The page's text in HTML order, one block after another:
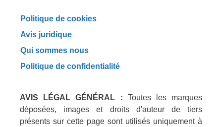
Politique de cookies
Avis juridique
Qui sommes nous
Politique de confidentialité
AVIS LÉGAL GÉNÉRAL : Toutes les marques
déposées, images et droits d'auteur de tiers
présents sur cette page sont utilisés uniquement à